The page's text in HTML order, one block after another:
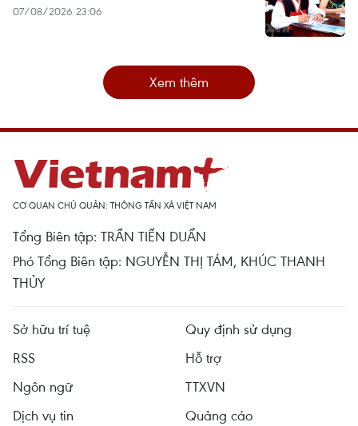
07/08/2026 23:06
Xem thêm
CƠ QUAN CHỦ QUẢN: THÔNG TẤN XÃ VIỆT NAM
Tổng Biên tập: TRẦN TIẾN DUẨN
Phó Tổng Biên tập: NGUYỄN THỊ TÁM, KHÚC THANH
THỦY
Sở hữu trí tuệ
Quy định sử dụng
RSS
Hỗ trợ
Ngôn ngữ
TTXVN
Dịch vụ tin
Quảng cáo